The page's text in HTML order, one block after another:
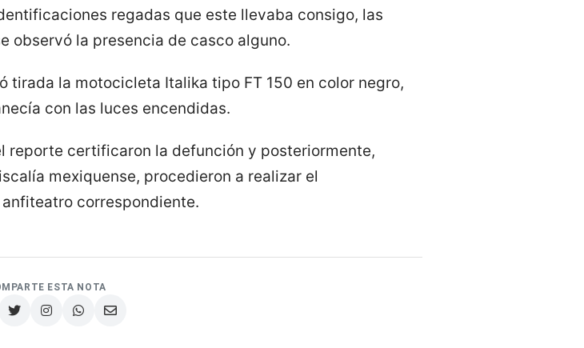
regadas que este llevaba consigo, las
observó la presencia de casco alguno.
tirada la motocicleta Italika tipo FT 150 en color negro,
con las luces encendidas.
reporte certificaron la defunción y posteriormente,
mexiquense, procedieron a realizar el
correspondiente.
ESTA NOTA